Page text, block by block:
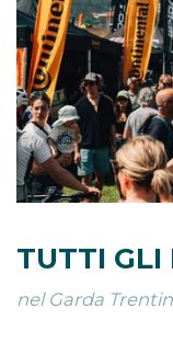
TUTTI GLI
nel Garda